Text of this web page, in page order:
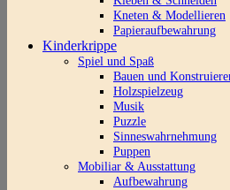
Kneten & Modellieren
Papieraufbewahrung
Kinderkrippe
Spiel und Spaß
Bauen und
Holzspielzeug
Musik
Puzzle
Sinneswahrnehmung
Puppen
Mobiliar & Ausstattung
Aufbewahrung